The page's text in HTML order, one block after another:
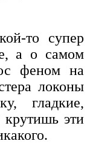
то супер
а о самом
феном на
локоны
гладкие,
эти